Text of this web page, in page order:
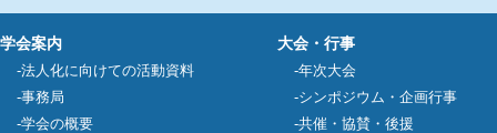
学会案内
法人化に向けての活動資料
事務局
学会の概要
大会・行事
年次大会
シンポジウム・企画行事
共催・協賛・後援